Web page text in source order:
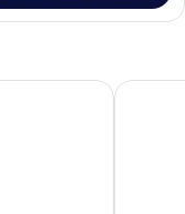
Pestana